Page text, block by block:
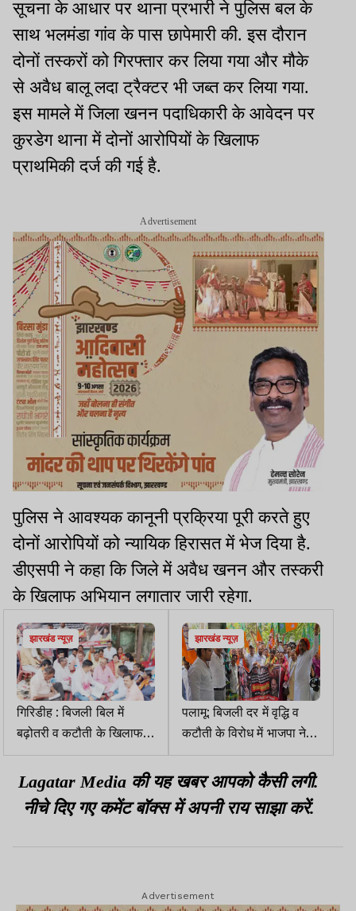
सूचना के आधार पर थाना प्रभारी ने पुलिस बल के
साथ भलमंडा गांव के पास छापेमारी की. इस दौरान
दोनों तस्करों को गिरफ्तार कर लिया गया और मौके
से अवैध बालू लदा ट्रैक्टर भी जब्त कर लिया गया.
इस मामले में जिला खनन पदाधिकारी के आवेदन पर
कुरडेग थाना में दोनों आरोपियों के खिलाफ
प्राथमिकी दर्ज की गई है.
Advertisement
पुलिस ने आवश्यक कानूनी प्रक्रिया पूरी करते हुए
दोनों आरोपियों को न्यायिक हिरासत में भेज दिया है.
डीएसपी ने कहा कि जिले में अवैध खनन और तस्करी
के खिलाफ अभियान लगातार जारी रहेगा.
झारखंड न्यूज़
गिरिडीह : बिजली बिल में
बढ़ोतरी व कटौती के खिलाफ
भाजपा ने दिया धरना
झारखंड न्यूज़
पलामू: बिजली दर में वृद्धि व
कटौती के विरोध में भाजपा ने
घेरा बिजली ऑफिस
Lagatar Media की यह खबर आपको कैसी लगी.
नीचे दिए गए कमेंट बॉक्स में अपनी राय साझा करें.
Advertisement